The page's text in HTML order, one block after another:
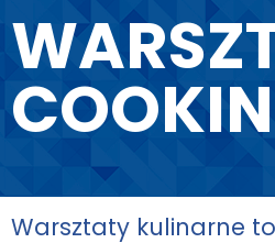
Warsztaty kulinarne